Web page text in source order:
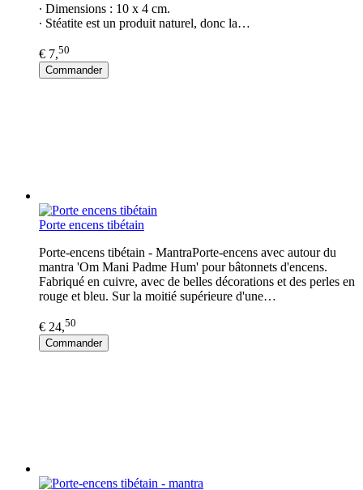
∙ Dimensions : 10 x 4 cm.
∙ Stéatite est un produit naturel, donc la…
€ 7,50
Commander
Porte encens tibétain
Porte-encens tibétain - MantraPorte-encens avec autour du
mantra 'Om Mani Padme Hum' pour bâtonnets d'encens.
Fabriqué en cuivre, avec de belles décorations et des perles en
rouge et bleu. Sur la moitié supérieure d'une…
€ 24,50
Commander